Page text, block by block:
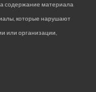
содержание материала
которые нарушают
или организации,